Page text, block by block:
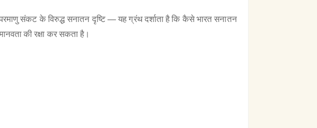
संकट के विरुद्ध सनातन दृष्टि — यह ग्रंथ दर्शाता है कि कैसे भारत सनातन
की रक्षा कर सकता है।